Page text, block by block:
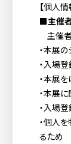
【個人
■主催
主催
・本展
・入場
・本展
・本展
・入場
・個人
るため